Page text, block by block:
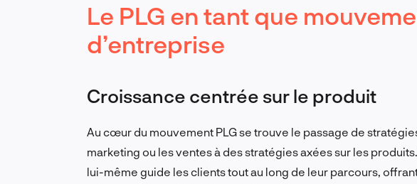
Le PLG en tant que
d’entreprise
Croissance centrée sur le produit
Au cœur du mouvement PLG se trouve le passage de
marketing ou les ventes à des stratégies axées sur les
lui-même guide les clients tout au long de leur parcours,